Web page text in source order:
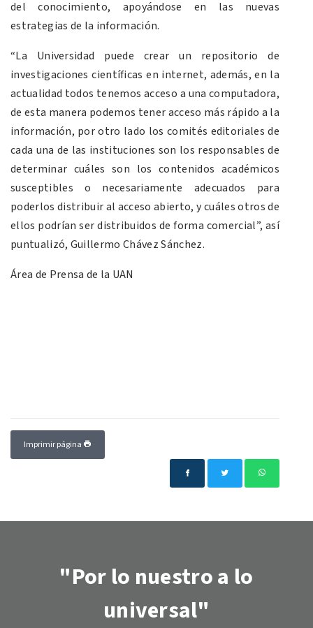
del conocimiento, apoyándose en las nuevas
estrategias de la información.
“La Universidad puede crear un repositorio de
investigaciones científicas en internet, además, en la
actualidad todos tenemos acceso a una computadora,
de esta manera podemos tener acceso más rápido a la
información, por otro lado los comités editoriales de
cada una de las instituciones son los responsables de
determinar cuáles son los contenidos académicos
susceptibles o necesariamente adecuados para
poderlos distribuir al acceso abierto, y cuáles otros de
ellos podrían ser distribuidos de forma comercial”, así
puntualizó, Guillermo Chávez Sánchez.
Área de Prensa de la UAN
Imprimir página
"Por lo nuestro a lo
universal"